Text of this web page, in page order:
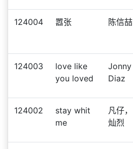
124004 嚣张 陈信喆
124003
love like
you loved
Jonny
Diaz
124002
stay whit
me
凡仔，
灿烈